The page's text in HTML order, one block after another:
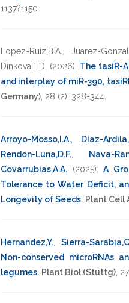
1137?1150
Lopez-Ruiz,B.A. Juarez-
Dinkova,T.D.
(2026)
The tasiR-
and interplay of miR-390,
Germany) 28 (2), 328-344
Arroyo-Mosso,I.A. Diaz-
Rendon-Luna,D.F.
Nava-
Covarrubias,A.A.
(2025) .A
Tolerance to Water Deficit,
Longevity of Seeds. Plant Cell
Hernandez,Y. ,Sierra-
Non-conserved microRNAs
legumes. Plant Biol.(Stuttg) 27